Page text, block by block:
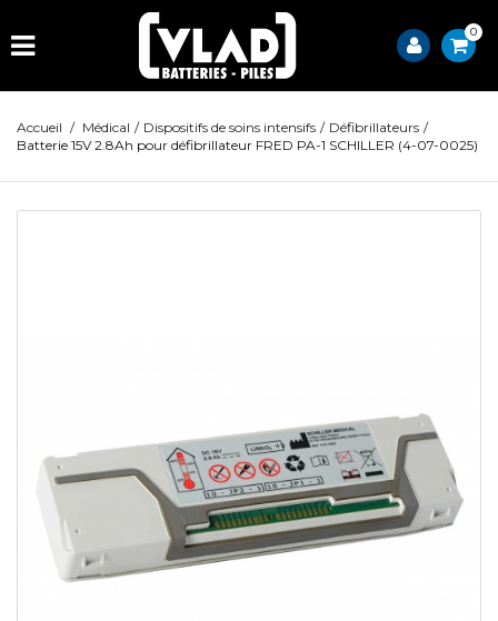
0
Accueil / Médical / Dispositifs de soins intensifs / Défibrillateurs /
Batterie 15V 2.8Ah pour défibrillateur FRED PA-1 SCHILLER (4-07-0025)